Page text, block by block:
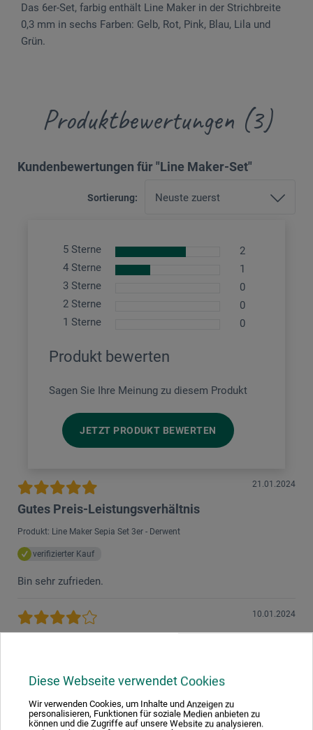
Diese Webseite verwendet Cookies
Wir verwenden Cookies, um Inhalte und Anzeigen zu
personalisieren, Funktionen für soziale Medien anbieten zu
können und die Zugriffe auf unsere Website zu analysieren.
Das 6er-Set, farbig enthält Line Maker in der Strichbreite
0,3 mm in sechs Farben: Gelb, Rot, Pink, Blau, Lila und
Grün.
Produktbewertungen (3)
Kundenbewertungen für "Line Maker-Set"
Sortierung:
5 Sterne
2
4 Sterne
1
3 Sterne
0
2 Sterne
0
1 Sterne
0
Produkt bewerten
Sagen Sie Ihre Meinung zu diesem Produkt
JETZT PRODUKT BEWERTEN
21.01.2024
Gutes Preis-Leistungsverhältnis
Produkt: Line Maker Sepia Set 3er - Derwent
verifizierter Kauf
Bin sehr zufrieden.
10.01.2024
verifizierter Kauf
Die Farben sind brillant und mit den Stiften kann man gut
schreiben. Ich habe sie für Weihnachtskartengestaltung